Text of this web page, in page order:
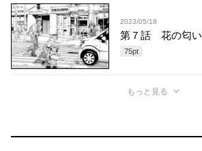
2023/05/18
第７話 花の匂い
75pt
もっと見る